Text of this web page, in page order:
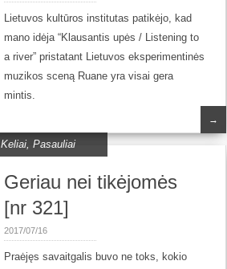
Lietuvos kultūros institutas patikėjo, kad
mano idėja “Klausantis upės / Listening to
a river” pristatant Lietuvos eksperimentinės
muzikos sceną Ruane yra visai gera
mintis.
→
Keliai,Pasauliai
Geriau nei tikėjomės
[nr 321]
2017/07/16
Praėjęs savaitgalis buvo ne toks, kokio